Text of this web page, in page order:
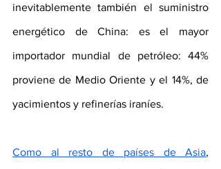
inevitablemente también el suministro
energético de China: es el mayor
importador mundial de petróleo: 44%
proviene de Medio Oriente y el 14%, de
yacimientos y refinerías iraníes.
Como al resto de países de Asia,